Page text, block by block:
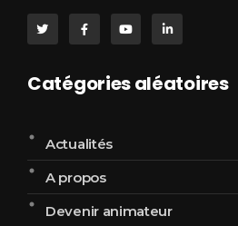
Catégories aléatoires
Actualités
A propos
Devenir animateur